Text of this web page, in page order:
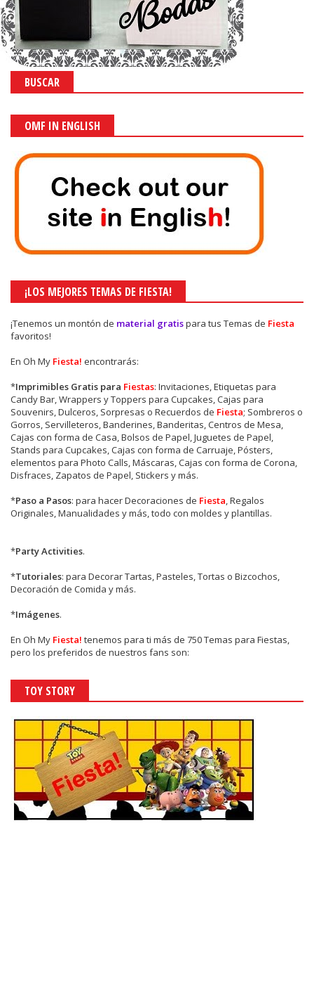
BUSCAR
OMF IN ENGLISH
¡LOS MEJORES TEMAS DE FIESTA!
¡Tenemos un montón de material gratispara tus Temas de Fiesta
favoritos!
En Oh My Fiesta! encontrarás:
*Imprimibles Gratis para Fiestas: Invitaciones, Etiquetas para
Candy Bar, Wrappers y Toppers para Cupcakes, Cajas para
Souvenirs, Dulceros, Sorpresas o Recuerdos de Fiesta; Sombreros o
Gorros, Servilleteros, Banderines, Banderitas, Centros de Mesa,
Cajas con forma de Casa, Bolsos de Papel, Juguetes de Papel,
Stands para Cupcakes, Cajas con forma de Carruaje, Pósters,
elementos para Photo Calls, Máscaras, Cajas con forma de Corona,
Disfraces, Zapatos de Papel, Stickers y más.
*Paso a Pasos: para hacer Decoraciones de Fiesta, Regalos
Originales, Manualidades y más, todo con moldes y plantillas.
*Party Activities.
*Tutoriales: para Decorar Tartas, Pasteles, Tortas o Bizcochos,
Decoración de Comida y más.
*Imágenes.
En Oh My Fiesta! tenemos para ti más de 750 Temas para Fiestas,
pero los preferidos de nuestros fans son:
TOY STORY